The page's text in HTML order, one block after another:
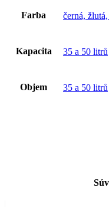
Farba černá,
Kapacita 35 a 50 litrů
Objem 35 a 50 litrů